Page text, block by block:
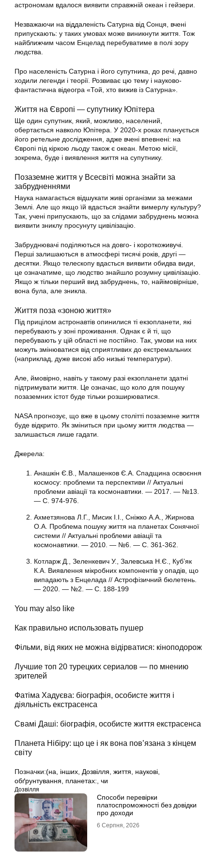
астрономам вдалося виявити справжній океан і гейзери.
Незважаючи на віддаленість Сатурна від Сонця, вчені
припускають: у таких умовах може виникнути життя. Тож
найближчим часом Енцелад перебуватиме в полі зору
людства.
Про населеність Сатурна і його супутника, до речі, давно
ходили легенди і теорії. Розвиває цю тему і науково-
фантастична відеогра «Той, хто вижив із Сатурна».
Життя на Європі — супутнику Юпітера
Ще один супутник, який, можливо, населений,
обертається навколо Юпітера. У 2020-х роках планується
його ретельне дослідження, адже вчені впевнені: на
Європі під кіркою льоду також є океан. Метою місії,
зокрема, буде і виявлення життя на супутнику.
Позаземне життя у Всесвіті можна знайти за
забрудненнями
Наука намагається відшукати живі організми за межами
Землі. Але що якщо їй вдасться знайти вимерлу культуру?
Так, учені припускають, що за слідами забруднень можна
виявити зниклу просунуту цивілізацію.
Забруднювачі поділяються на довго- і короткоживучі.
Перші залишаються в атмосфері тисячі років, другі —
десятки. Якщо телескопу вдасться виявити обидва види,
це означатиме, що людство знайшло розумну цивілізацію.
Якщо ж тільки перший вид забруднень, то, найімовірніше,
вона була, але зникла.
Життя поза «зоною життя»
Під прицілом астронавтів опинилися ті екзопланети, які
перебувають у зоні проживання. Однак є й ті, що
перебувають у цій області не постійно. Так, умови на них
можуть змінюватися від сприятливих до екстремальних
(наприклад, дуже високі або низькі температури).
Але, ймовірно, навіть у такому разі екзопланети здатні
підтримувати життя. Це означає, що коло для пошуку
позаземних істот буде тільки розширюватися.
NASA прогнозує, що вже в цьому столітті позаземне життя
буде відкрито. Як зміниться при цьому життя людства —
залишається лише гадати.
Джерела:
Анашкін Є.В., Малашенков Є.А. Спадщина освоєння
космосу: проблеми та перспективи // Актуальні
проблеми авіації та космонавтики. — 2017. — №13.
— С. 974-976.
Ахметзянова Л.Г., Мисик І.І., Сніжко А.А., Жирнова
О.А. Проблема пошуку життя на планетах Сонячної
системи // Актуальні проблеми авіації та
космонавтики. — 2010. — №6. — С. 361-362.
Котларж Д., Зеленкевич У., Залевська Н.Є., Куб’як
К.А. Виявлення мікробних компонентів у опадів, що
випадають з Енцелада // Астрофізичний бюлетень.
— 2020. — №2. — С. 188-199
You may also like
Как правильно использовать пушер
Фільми, від яких не можна відірватися: кіноподорож
Лучшие топ 20 турецких сериалов — по мнению
зрителей
Фатіма Хадуєва: біографія, особисте життя і
діяльність екстрасенса
Свамі Даші: біографія, особисте життя екстрасенса
Планета Нібіру: що це і як вона пов’язана з кінцем
світу
Позначки:(на інших Дозвілля життя наукові
обґрунтування
планетах: чи
Дозвілля
Способи перевірки
платоспроможності без довідки
про доходи
6 Серпня, 2026